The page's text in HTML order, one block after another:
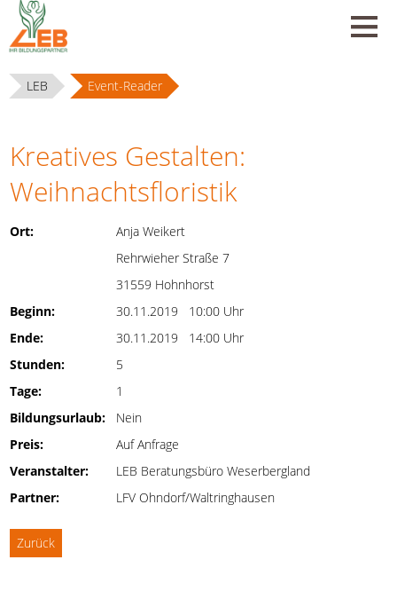
LEB Event-Reader
Kreatives Gestalten:
Weihnachtsfloristik
Ort:
Anja Weikert
Rehrwieher Straße 7
31559 Hohnhorst
Beginn:
30.11.2019 10:00 Uhr
Ende:
30.11.2019 14:00 Uhr
Stunden:
5
Tage:
1
Bildungsurlaub:
Nein
Preis:
Auf Anfrage
Veranstalter:
LEB Beratungsbüro Weserbergland
Partner:
LFV Ohndorf/Waltringhausen
Zurück